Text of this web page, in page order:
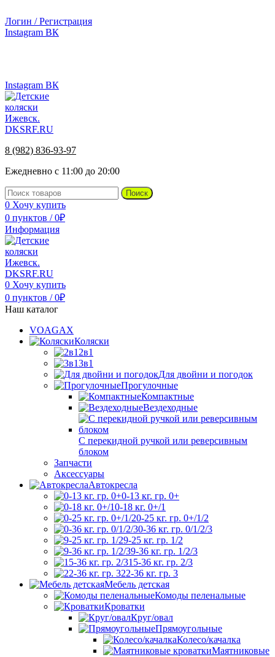
Логин / Регистрация
Instagram ВК
Instagram ВК
8 (982) 836-93-97
Ежедневно с 11:00 до 20:00
Поиск
0 Хочу купить
0 пунктов / 0₽
Информация
0 Хочу купить
0 пунктов / 0₽
Наш каталог
VOAGAX
Коляски
2в1
3в1
Для двойни и погодок
Прогулочные
Компактные
Вездеходные
С перекидной ручкой или реверсивным
блоком
Запчасти
Аксессуары
Автокресла
0-13 кг. гр. 0+
0-18 кг. 0+/1
0-25 кг. гр. 0+/1/2
0-36 кг. гр. 0/1/2/3
9-25 кг. гр. 1/2
9-36 кг. гр. 1/2/3
15-36 кг. гр. 2/3
22-36 кг. гр. 3
Мебель детская
Комоды пеленальные
Кроватки
Круг/овал
Прямоугольные
Колесо/качалка
Маятниковые